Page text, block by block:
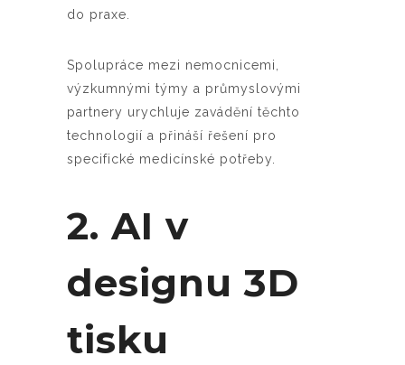
do praxe.
Spolupráce mezi nemocnicemi,
výzkumnými týmy a průmyslovými
partnery urychluje zavádění těchto
technologií a přináší řešení pro
specifické medicínské potřeby.
2. AI v
designu 3D
tisku